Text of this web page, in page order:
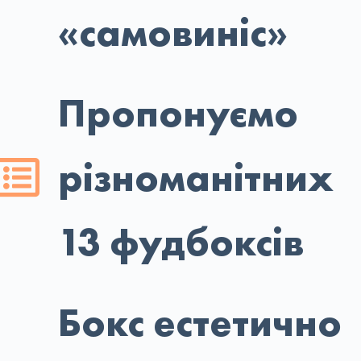
«самовиніс»
Пропонуємо
різноманітних
13 фудбоксів
Бокс естетично